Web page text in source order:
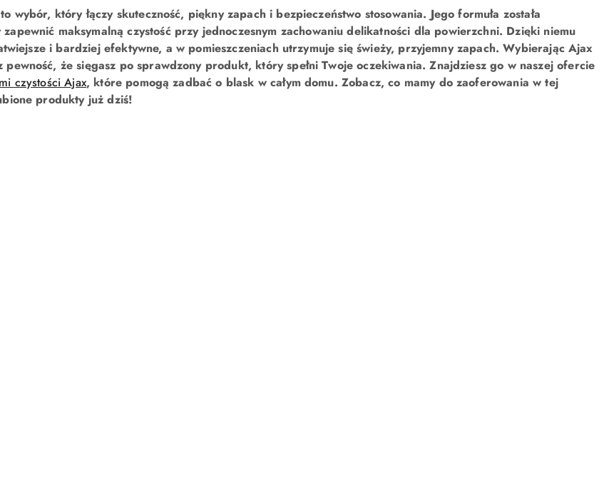
wybór, który łączy skuteczność, piękny zapach i bezpieczeństwo stosowania. Jego formuła została
maksymalną czystość przy jednoczesnym zachowaniu delikatności dla powierzchni. Dzięki niemu
i bardziej efektywne, a w pomieszczeniach utrzymuje się świeży, przyjemny zapach. Wybierając Ajax
pewność, że sięgasz po sprawdzony produkt, który spełni Twoje oczekiwania. Znajdziesz go w naszej ofercie
czystości Ajax, które pomogą zadbać o blask w całym domu. Zobacz, co mamy do zaoferowania w tej
produkty już dziś!